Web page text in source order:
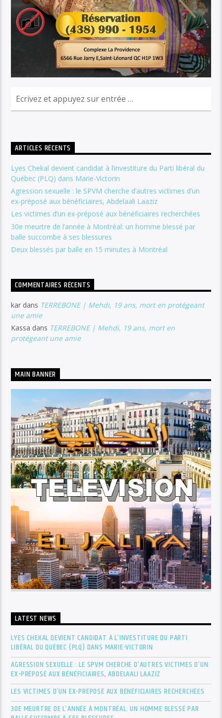
ARTICLES RÉCENTS
Lyes Chekal devient candidat à l’investiture du Parti libéral du
Québec (PLQ) dans Marie-Victorin
Agression sexuelle : le SPVM cherche d’autres victimes d’un
ex-préposé aux bénéficiaires, Abdelaali Laaziz
Les victimes d’un ex-préposé aux bénéficiaires recherchées
30e meurtre de l’année à Montréal: un homme blessé par
balle succombe à ses blessures
Deux blessés par balle en 15 minutes à Montréal
COMMENTAIRES RÉCENTS
kar dans TERREBONE | Mehdi, 19 ans, mort en protégeant
une amie
Kassa dans TERREBONE | Mehdi, 19 ans, mort en
protégeant une amie
MAIN BANNER
LATEST NEWS
LYES CHEKAL DEVIENT CANDIDAT À L’INVESTITURE DU PARTI
LIBÉRAL DU QUÉBEC (PLQ) DANS MARIE-VICTORIN
AGRESSION SEXUELLE : LE SPVM CHERCHE D’AUTRES VICTIMES D’UN
EX-PRÉPOSÉ AUX BÉNÉFICIAIRES, ABDELAALI LAAZIZ
LES VICTIMES D’UN EX-PRÉPOSÉ AUX BÉNÉFICIAIRES RECHERCHÉES
30E MEURTRE DE L’ANNÉE À MONTRÉAL: UN HOMME BLESSÉ PAR